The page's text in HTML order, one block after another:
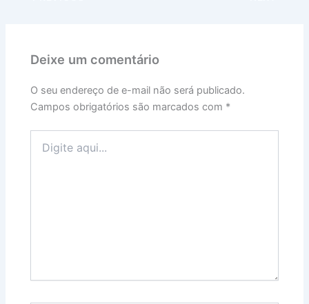
Deixe um comentário
O seu endereço de e-mail não será publicado.
Campos obrigatórios são marcados com *
aqui...